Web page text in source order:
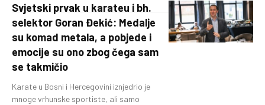
Svjetski prvak u karateu i bh.
selektor Goran Đekić: Medalje
su komad metala, a pobjede i
emocije su ono zbog čega sam
se takmičio
Karate u Bosni i Hercegovini iznjedrio je
mnoge vrhunske sportiste, ali samo